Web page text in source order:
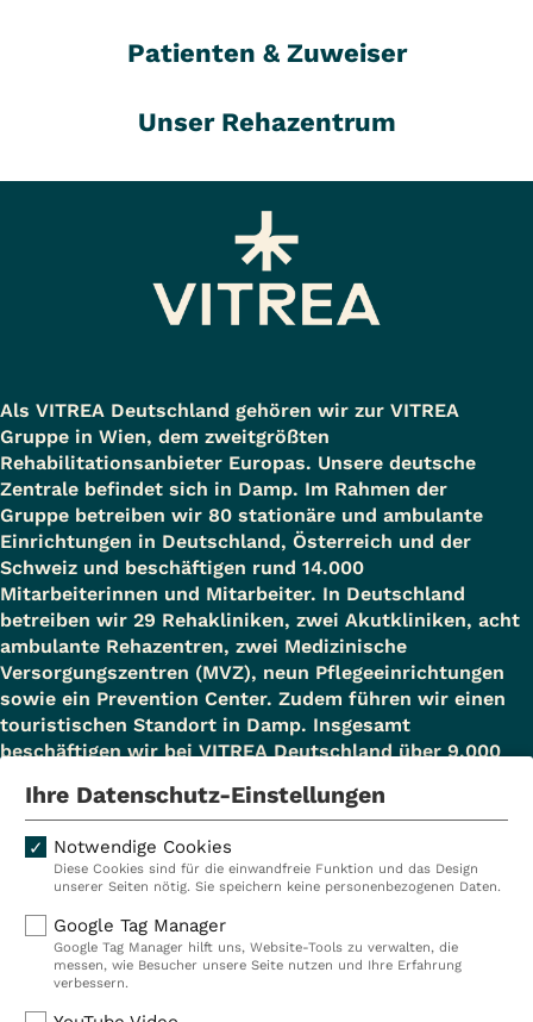
Patienten & Zuweiser
Unser Rehazentrum
Als VITREA Deutschland gehören wir zur VITREA
Gruppe in Wien, dem zweitgrößten
Rehabilitationsanbieter Europas. Unsere deutsche
Zentrale befindet sich in Damp. Im Rahmen der
Gruppe betreiben wir 80 stationäre und ambulante
Einrichtungen in Deutschland, Österreich und der
Schweiz und beschäftigen rund 14.000
Mitarbeiterinnen und Mitarbeiter. In Deutschland
betreiben wir 29 Rehakliniken, zwei Akutkliniken, acht
ambulante Rehazentren, zwei Medizinische
Versorgungszentren (MVZ), neun Pflegeeinrichtungen
sowie ein Prevention Center. Zudem führen wir einen
touristischen Standort in Damp. Insgesamt
beschäftigen wir bei VITREA Deutschland über 9.000
Kliniken
Ambulant
Reha
Prävention
Karriere
VITREA Deutschland
Ihre Datenschutz-Einstellungen
Notwendige Cookies
Diese Cookies sind für die einwandfreie Funktion und das Design
unserer Seiten nötig. Sie speichern keine personenbezogenen Daten.
Google Tag Manager
Google Tag Manager hilft uns, Website-Tools zu verwalten, die
messen, wie Besucher unsere Seite nutzen und Ihre Erfahrung
verbessern.